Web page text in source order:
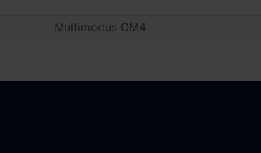
Multimodus OM4